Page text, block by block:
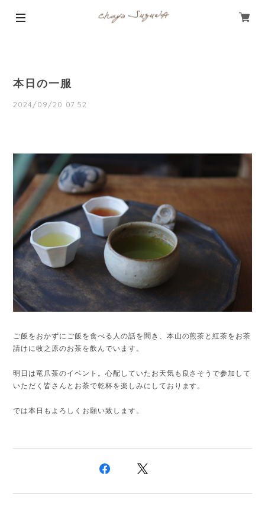
本日の一服
2024/09/20 07:52
ご飯をおかずにご飯を食べる人の話を聞き、本山の煎茶と紅茶をお茶
請けに牧之原のお茶を飲んでいます。
明日は竜爪茶のイベント。心配していたお天気も良さそうで参加して
いただく皆さんとお茶で乾杯を楽しみにしております。
では本日もよろしくお願い致します。